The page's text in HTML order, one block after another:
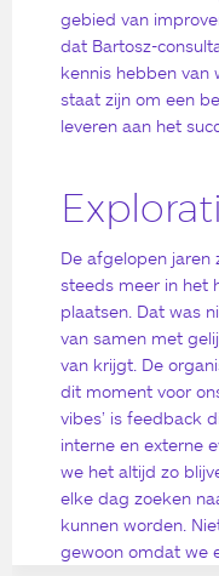
gebied van
dat Bartosz-
kennis hebben van
staat zijn om een
leveren aan het
De afgelopen jaren
steeds meer in het
plaatsen. Dat was
van samen met
van krijgt. De
dit moment voor
vibes’ is feedback
interne en externe
we het altijd zo
elke dag zoeken
kunnen worden.
gewoon omdat we